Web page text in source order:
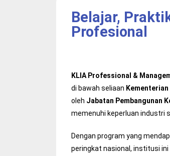
Belajar,
Profesional
KLIA Professional &
di bawah seliaan
oleh Jabatan Pembangunan
memenuhi keperluan industri
Dengan program yang
peringkat nasional, institusi